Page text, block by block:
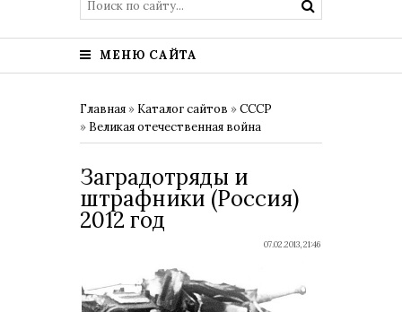
МЕНЮ САЙТА
Главная » Каталог сайтов »СССР
» Великая отечественная война
Заградотряды и
штрафники (Россия)
2012 год
07.02.2013, 21:46